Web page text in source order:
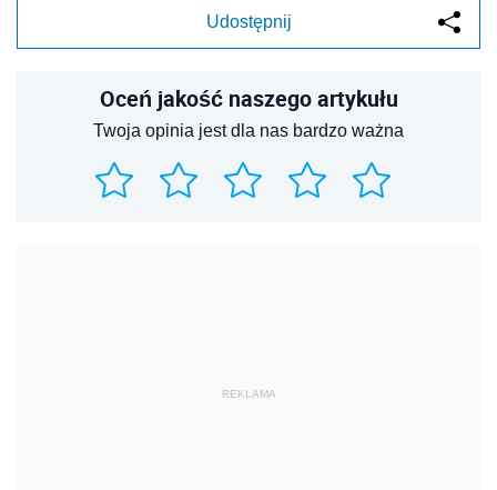
Udostępnij
Oceń jakość naszego artykułu
Twoja opinia jest dla nas bardzo ważna
REKLAMA